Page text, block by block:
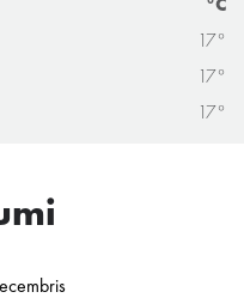
°C
17°
17°
17°